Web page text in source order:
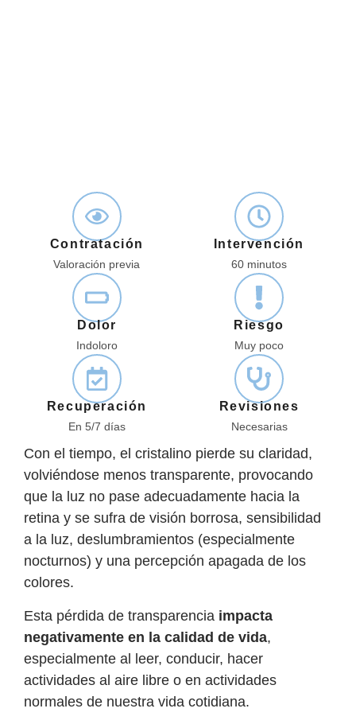
Contratación
Valoración previa
Intervención
60 minutos
Dolor
Indoloro
Riesgo
Muy poco
Recuperación
En 5/7 días
Revisiones
Necesarias
Con el tiempo, el cristalino pierde su claridad,
volviéndose menos transparente, provocando
que la luz no pase adecuadamente hacia la
retina y se sufra de visión borrosa, sensibilidad
a la luz, deslumbramientos (especialmente
nocturnos) y una percepción apagada de los
colores.
Esta pérdida de transparencia impacta
negativamente en la calidad de vida,
especialmente al leer, conducir, hacer
actividades al aire libre o en actividades
normales de nuestra vida cotidiana.